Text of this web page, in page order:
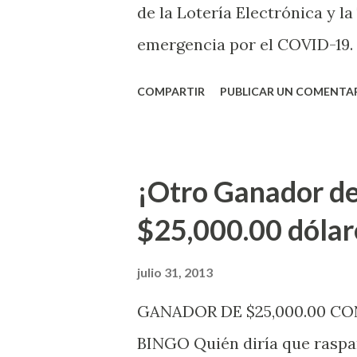
de la Lotería Electrónica y
emergencia por el COVID-
indicó López. Sobre el
mismo se continuará
jugadores podrán conocer
de la página electrónica de
COMPARTIR PUBLICAR UN
¡Otro Ganador
$25,000.00
julio 31, 2013
GANADOR DE $25,000.00
BINGO Quién diría que